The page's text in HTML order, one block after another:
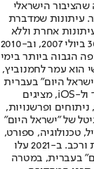
הישראלי
עיתונות שמדברת
אחרת וללא
תשלום. המהדורה המודפסת הראשונה פורסמה ב-30 ביולי 2007, וב-2010
הגבוה ביותר בימי
הוא עמר לחמנוביץ,
היום" בעברית
ובאנגלית, כמו כן היישומונים (אפליקציות) לאנדרואיד ול-iOS, מציגים
ופרשנויות,
של "ישראל היום"
טכנולוגיה, ספורט,
כלכלה וצרכנות, בריאות, חיילים, אוכל, יהדות, תיירות ורכב. ב-2021 עלו
בעברית, במטרה